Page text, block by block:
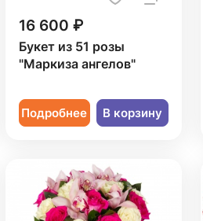
16 600 ₽
Букет из 51 розы
"Маркиза ангелов"
Подробнее В корзину